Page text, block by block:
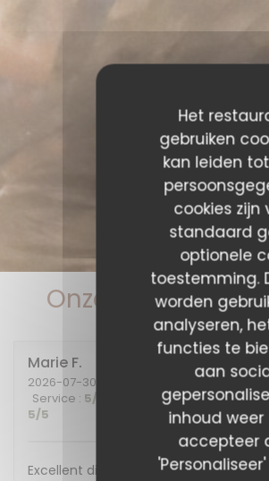
Het
gebruiken
kan leiden
cookies
standaard
optionele
toestemming.
worden
analyseren,
functies te
aan
inhoud weer
accepteer
Onze
Marie F
2026-07-30 - 20:00 - Gasten 2
Service : 5/5 Atmosfeer:5/5 Keuken:5
5/5
Excellent diner et excellente soirée,